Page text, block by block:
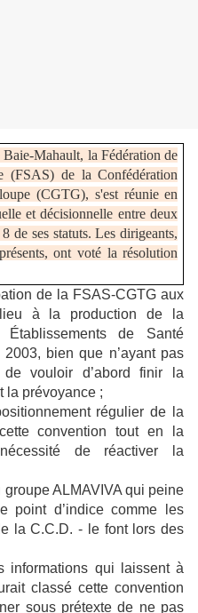
Mahault, la Fédération de
(FSAS) de la Confédération
(CGTG), s'est réunie en
et décisionnelle entre deux
de ses statuts. Les dirigeants,
ont voté la résolution
de la FSAS-CGTG aux
à la production de la
de Santé
bien que n’ayant pas
vouloir d’abord finir la
la prévoyance ;
régulier de la
convention tout en la
de réactiver la
groupe ALMAVIVA qui peine
point d’indice comme les
la C.C.D. - le font lors des
informations qui laissent à
classé cette convention
sous prétexte de ne pas